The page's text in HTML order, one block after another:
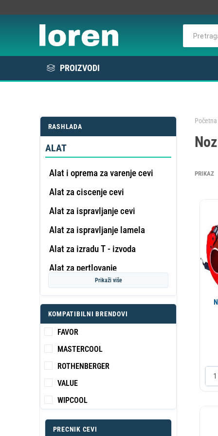
PROIZVODI
Bela tehnika
Elektro / Potrošni materijal
Profesionalna oprema
RASHLADA
ALAT
Alat i oprema za varenje cevi
Alat za ciscenje cevi
Alat za ispravljanje cevi
Alat za ispravljanje lamela
Alat za izradu T - izvoda
Alat za pertlovanje
Alat za savijanje cevi
Detektor curenja gasa
Digitalna vaga
Ekspander cevi
Freonska creva
Klesta - secice - kljuc
Manometri
Merni instrumenti
Prikaži više
KOMPATIBILNI BRENDOVI
FAVOR
MASTERCOOL
ROTHENBERGER
VALUE
WIPCOOL
PRECNIK CEVI
PRIKAZ